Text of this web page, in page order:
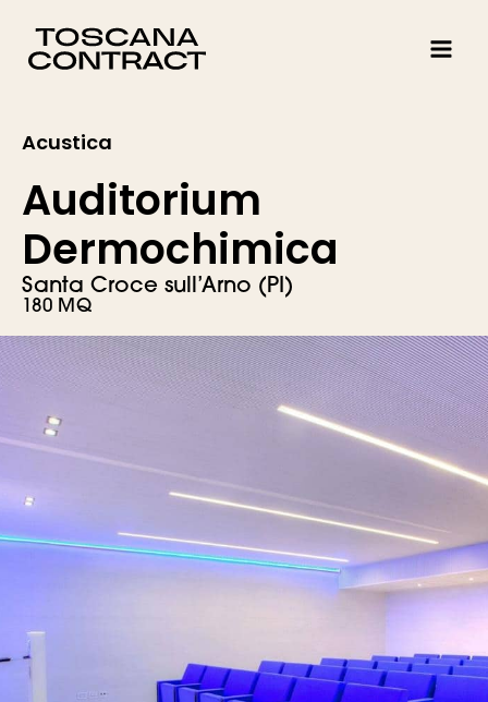
Acustica
Auditorium
Dermochimica
Santa Croce sull’Arno (PI)
180 MQ